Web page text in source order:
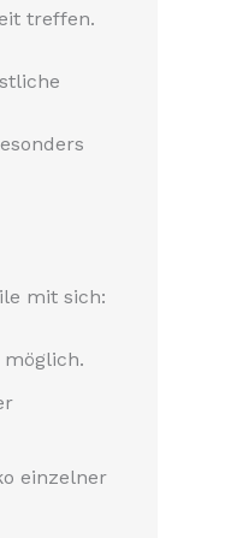
treffen.
mit sich:
einzelner